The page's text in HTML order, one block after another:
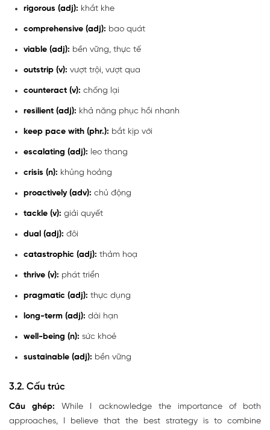
rigorous (adj): khắt khe
comprehensive (adj): bao quát
viable (adj): bền vững, thực tế
outstrip (v): vượt trội, vượt qua
counteract (v): chống lại
resilient (adj): khả năng phục hồi nhanh
keep pace with (phr.): bắt kịp với
escalating (adj): leo thang
crisis (n): khủng hoảng
proactively (adv): chủ động
tackle (v): giải quyết
dual (adj): đôi
catastrophic (adj): thảm hoạ
thrive (v): phát triển
pragmatic (adj): thực dụng
long-term (adj): dài hạn
well-being (n): sức khoẻ
sustainable (adj): bền vững
3.2. Cấu trúc
Câu ghép: While I acknowledge the importance of both
approaches, I believe that the best strategy is to combine